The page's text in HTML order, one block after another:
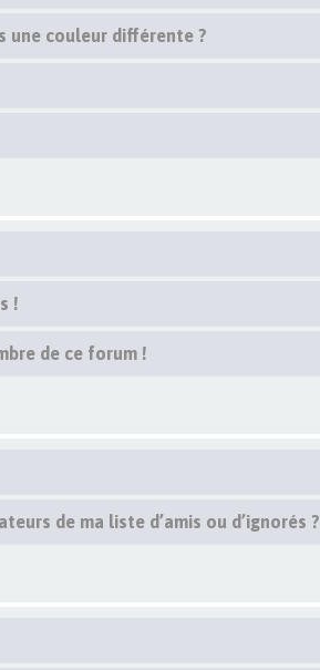
une couleur différente ?
!
de ce forum !
de ma liste d’amis ou d’ignorés ?